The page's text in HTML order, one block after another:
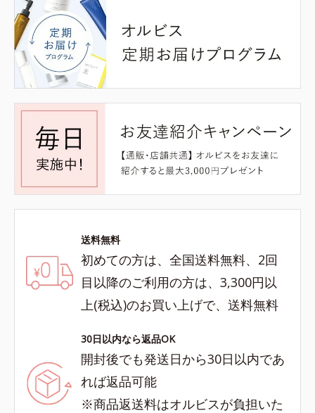
送料無料
初めての方は、全国送料無料、2回
目以降のご利用の方は、3,300円以
上(税込)のお買い上げで、送料無料
30日以内なら返品OK
開封後でも発送日から30日以内であ
れば返品可能
※商品返送料はオルビスが負担いた